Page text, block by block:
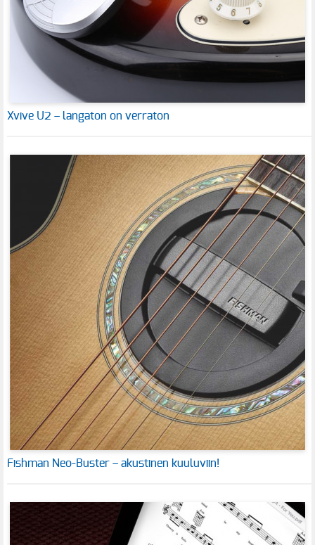
Xvive U2 – langaton on verraton
Fishman Neo-Buster – akustinen kuuluviin!